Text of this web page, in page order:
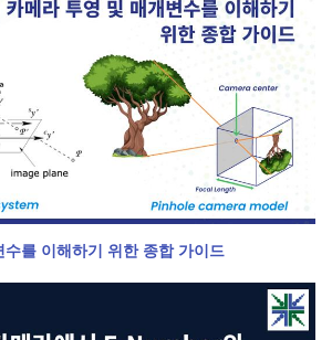
를 이해하기 위한 종합 가이드